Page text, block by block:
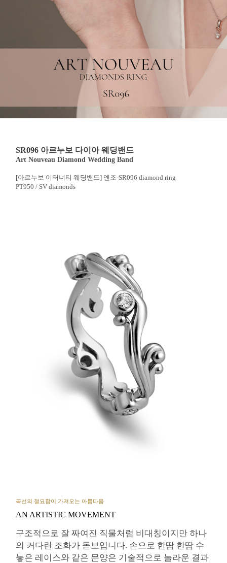
SR096 아르누보 다이아 웨딩밴드
Art Nouveau Diamond Wedding Band
[아르누보 이터너티 웨딩밴드] 엔조-SR096 diamond ring
PT950 / SV diamonds
곡선의 절묘함이 가져오는 아름다움
AN ARTISTIC MOVEMENT
구조적으로 잘 짜여진 직물처럼 비대칭이지만 하나
의 커다란 조화가 돋보입니다. 손으로 한땀 한땀 수
놓은 레이스와 같은 문양은 기술적으로 놀라운 결과